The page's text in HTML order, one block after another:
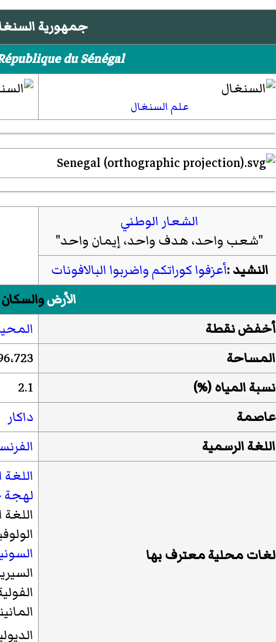
جمهورية
du Sénégal
علم السنغال
الشعار الوطني
"شعب واحد، هدف واحد، إيمان واحد"
النشيد :أعزفوا كوراتكم واضربوا البالافونات
الأرضوالسكان
أخفض نقطة
المساحة 196،723
نسبة المياه(
%
)
2.1
عاصمة
داكار
اللغة الرسمية
لغات محلية معترف بها
اللغة
لهجة